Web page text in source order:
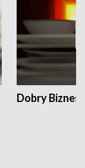
Dobry Biznes